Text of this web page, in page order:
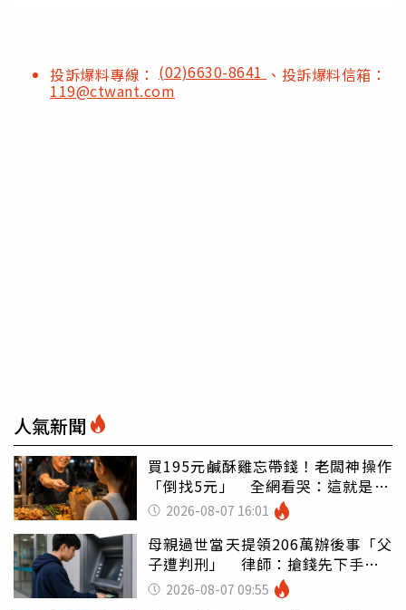
投訴爆料專線： (02)6630-8641 、投訴爆料信箱：
119@ctwant.com
人氣新聞
買195元鹹酥雞忘帶錢！老闆神操作
「倒找5元」 全網看哭：這就是台
灣 2026-08-07 16:01
母親過世當天提領206萬辦後事「父
子遭判刑」 律師：搶錢先下手是
罪 2026-08-07 09:55